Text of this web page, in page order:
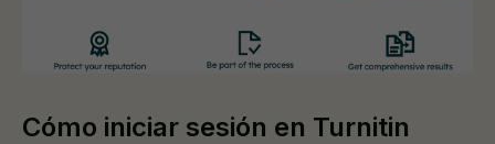
Cómo iniciar sesión en Turnitin